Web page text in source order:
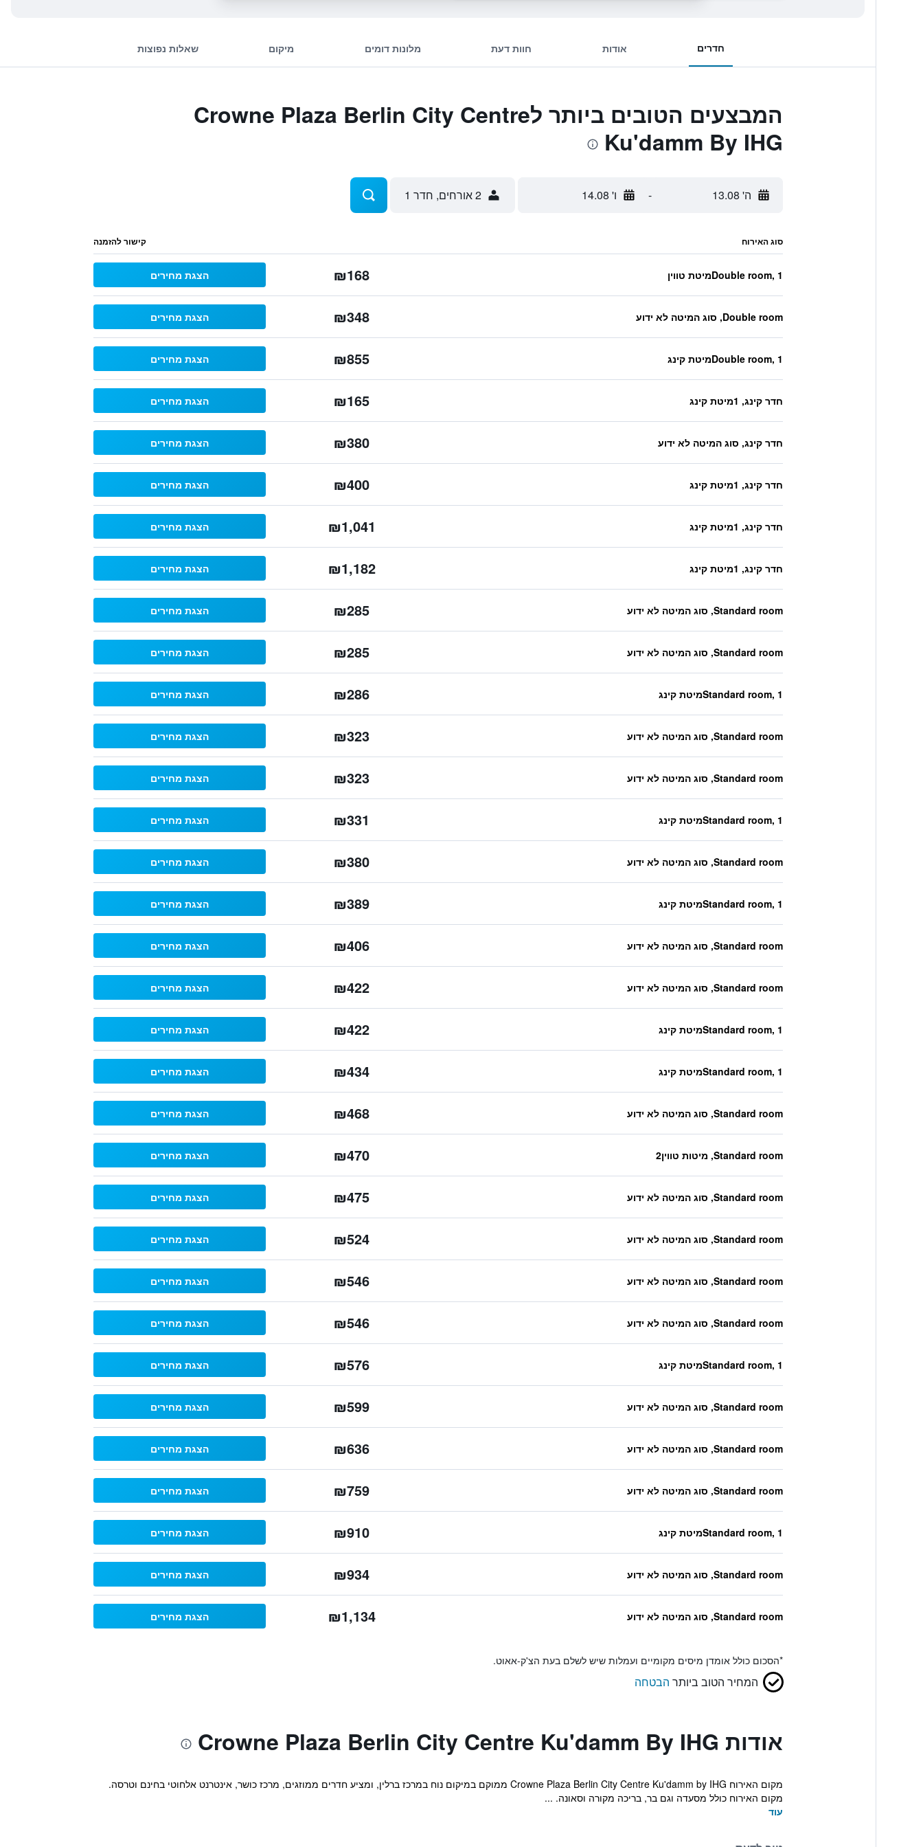
חדרים אודות חוות דעת מלונות דומים מיקום שאלות נפוצות
המבצעים הטובים ביותר לCrowne Plaza Berlin City Centre
Ku'damm By IHG
ה' 13.08 - ו' 14.08 2 אורחים, חדר 1
סוג האירוח קישור להזמנה
Double room, 1מיטת טווין ₪168 הצגת מחירים
Double room, סוג המיטה לא ידוע ₪348 הצגת מחירים
Double room, 1מיטת קינג ₪855 הצגת מחירים
חדר קינג, 1מיטת קינג ₪165 הצגת מחירים
חדר קינג, סוג המיטה לא ידוע ₪380 הצגת מחירים
חדר קינג, 1מיטת קינג ₪400 הצגת מחירים
חדר קינג, 1מיטת קינג ₪1,041 הצגת מחירים
חדר קינג, 1מיטת קינג ₪1,182 הצגת מחירים
Standard room, סוג המיטה לא ידוע ₪285 הצגת מחירים
Standard room, סוג המיטה לא ידוע ₪285 הצגת מחירים
Standard room, 1מיטת קינג ₪286 הצגת מחירים
Standard room, סוג המיטה לא ידוע ₪323 הצגת מחירים
Standard room, סוג המיטה לא ידוע ₪323 הצגת מחירים
Standard room, 1מיטת קינג ₪331 הצגת מחירים
Standard room, סוג המיטה לא ידוע ₪380 הצגת מחירים
Standard room, 1מיטת קינג ₪389 הצגת מחירים
Standard room, סוג המיטה לא ידוע ₪406 הצגת מחירים
Standard room, סוג המיטה לא ידוע ₪422 הצגת מחירים
Standard room, 1מיטת קינג ₪422 הצגת מחירים
Standard room, 1מיטת קינג ₪434 הצגת מחירים
Standard room, סוג המיטה לא ידוע ₪468 הצגת מחירים
Standard room, מיטות טווין2 ₪470 הצגת מחירים
Standard room, סוג המיטה לא ידוע ₪475 הצגת מחירים
Standard room, סוג המיטה לא ידוע ₪524 הצגת מחירים
Standard room, סוג המיטה לא ידוע ₪546 הצגת מחירים
Standard room, סוג המיטה לא ידוע ₪546 הצגת מחירים
Standard room, 1מיטת קינג ₪576 הצגת מחירים
Standard room, סוג המיטה לא ידוע ₪599 הצגת מחירים
Standard room, סוג המיטה לא ידוע ₪636 הצגת מחירים
Standard room, סוג המיטה לא ידוע ₪759 הצגת מחירים
Standard room, 1מיטת קינג ₪910 הצגת מחירים
Standard room, סוג המיטה לא ידוע ₪934 הצגת מחירים
Standard room, סוג המיטה לא ידוע ₪1,134 הצגת מחירים
*הסכום כולל אומדן מיסים מקומיים ועמלות שיש לשלם בעת הצ'ק-אאוט.
המחיר הטוב ביותר הבטחה
אודות Crowne Plaza Berlin City Centre Ku'damm By IHG
מקום האירוח Crowne Plaza Berlin City Centre Ku'damm by IHG ממוקם במיקום נוח במרכז ברלין, ומציע חדרים ממוזגים, מרכז כושר, אינטרנט אלחוטי בחינם וטרסה.
מקום האירוח כולל מסעדה וגם בר, בריכה מקורה וסאונה. ...
עוד